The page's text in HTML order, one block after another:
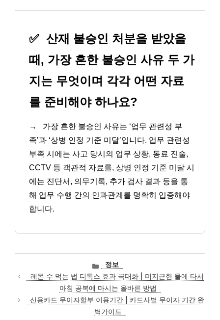
✅ 산재 불승인 처분을 받았을
때, 가장 흔한 불승인 사유 두 가
지는 무엇이며 각각 어떤 자료
를 준비해야 하나요?
→
가장 흔한 불승인 사유는 ‘업무 관련성 부
족’과 ‘상병 인정 기준 미달’입니다. 업무 관련성
부족 시에는 사고 당시의 업무 상황, 동료 진술,
CCTV 등 객관적 자료를, 상병 인정 기준 미달 시
에는 진단서, 의무기록, 추가 검사 결과 등을 통
해 업무 수행 간의 인과관계를 명확히 입증해야
합니다.
카
테
고
리
정보
레몬 수 먹는 법 디톡스 효과 극대화 | 미지근한 물에 타서
아침 공복에 마시는 올바른 방법
신용카드 무이자할부 이용기간 | 카드사별 무이자 기간 완
벽가이드